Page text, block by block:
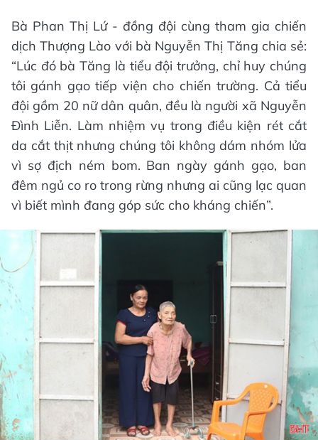
Bà Phan Thị Lứ - đồng đội cùng tham gia chiến
dịch Thượng Lào với bà Nguyễn Thị Tăng chia sẻ:
“Lúc đó bà Tăng là tiểu đội trưởng, chỉ huy chúng
tôi gánh gạo tiếp viện cho chiến trường. Cả tiểu
đội gồm 20 nữ dân quân, đều là người xã Nguyễn
Đình Liễn. Làm nhiệm vụ trong điều kiện rét cắt
da cắt thịt nhưng chúng tôi không dám nhóm lửa
vì sợ địch ném bom. Ban ngày gánh gạo, ban
đêm ngủ co ro trong rừng nhưng ai cũng lạc quan
vì biết mình đang góp sức cho kháng chiến”.